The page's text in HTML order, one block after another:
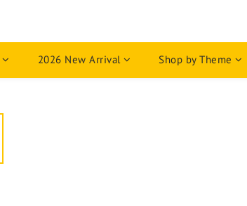
2026 New Arrival Shop by Theme